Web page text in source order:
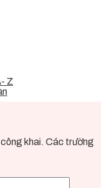
Z
khai. Các trường